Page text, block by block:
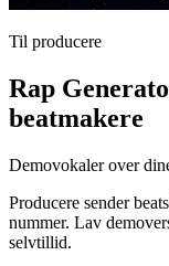
Til producere
Rap
beatmakere
Demovokaler over
Producere sender
nummer. Lav
selvtillid.